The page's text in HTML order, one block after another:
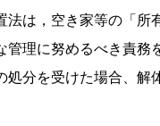
法は，空き家等の「
理に努めるべき責務
分を受けた場合、